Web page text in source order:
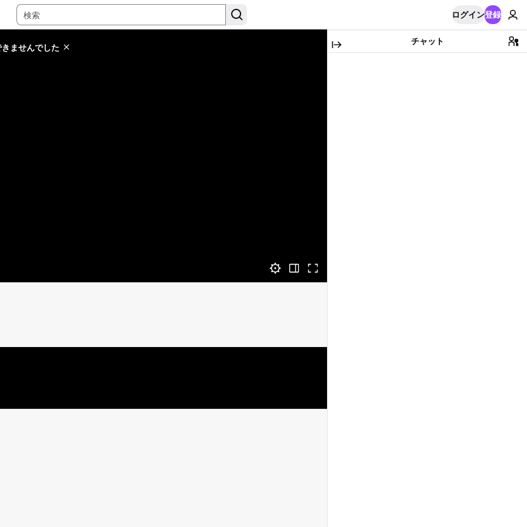
ログイン登録
ませんでした
チャット